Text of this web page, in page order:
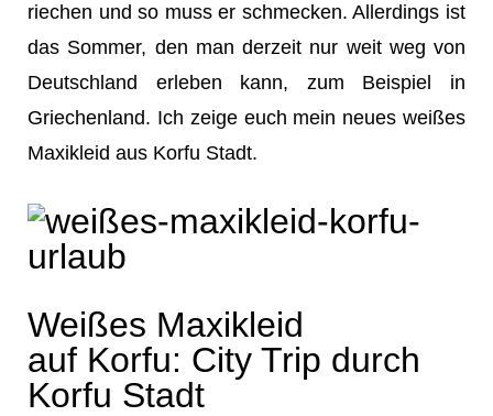
riechen und so muss er schmecken. Allerdings ist
das Sommer, den man derzeit nur weit weg von
Deutschland erleben kann, zum Beispiel in
Griechenland. Ich zeige euch mein neues weißes
Maxikleid aus Korfu Stadt.
Weißes Maxikleid
auf Korfu: City Trip durch
Korfu Stadt